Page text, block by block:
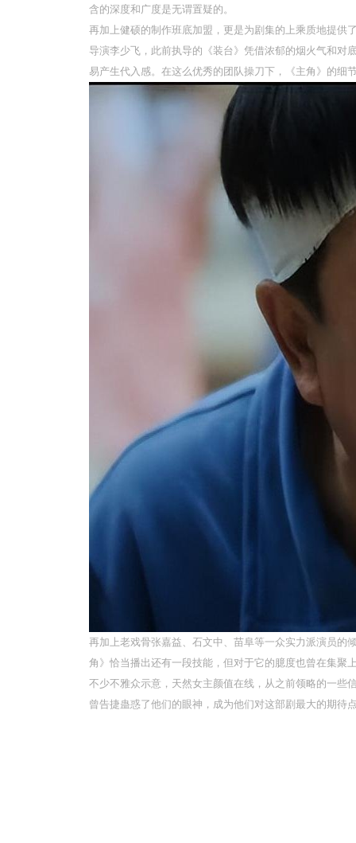
含的深度和广度是无谓置疑的。
再加上健硕的制作班底加盟，更是为剧集的上乘质地提供
导演李少飞，此前执导的《装台》凭借浓郁的烟火气和对
易产生代入感。在这么优秀的团队操刀下，《主角》的细
再加上老戏骨张嘉益、石文中、苗阜等一众实力派演员的
角》恰当播出还有一段技能，但对于它的臆度也曾在集聚
不少不雅众示意，天然女主颜值在线，从之前领略的一些
曾告捷蛊惑了他们的眼神，成为他们对这部剧最大的期待